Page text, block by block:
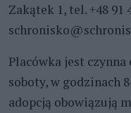
Zakątek 1, tel. +48 91
Placówka jest
soboty, w godzinach
adopcją obowiązują